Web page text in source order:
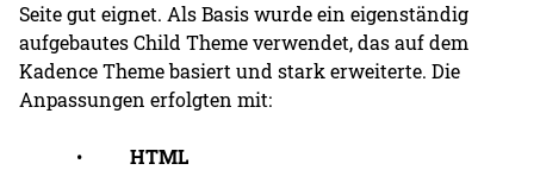
Seite gut eignet. Als Basis wurde ein eigenständig
aufgebautes Child Theme verwendet, das auf dem
Kadence Theme basiert und stark erweiterte. Die
Anpassungen erfolgten mit:
•HTML